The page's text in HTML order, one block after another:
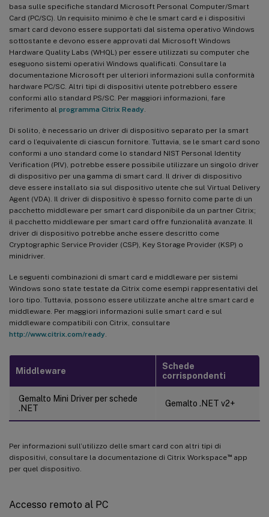
basa sulle specifiche standard Microsoft Personal Computer/Smart
Card (PC/SC). Un requisito minimo è che le smart card e i dispositivi
smart card devono essere supportati dal sistema operativo Windows
sottostante e devono essere approvati dal Microsoft Windows
Hardware Quality Labs (WHQL) per essere utilizzati su computer che
eseguono sistemi operativi Windows qualificati. Consultare la
documentazione Microsoft per ulteriori informazioni sulla conformità
hardware PC/SC. Altri tipi di dispositivi utente potrebbero essere
conformi allo standard PS/SC. Per maggiori informazioni, fare
riferimento al programma Citrix Ready
Di solito, è necessario un driver di dispositivo separato per la smart
card o l’equivalente di ciascun fornitore. Tuttavia, se le smart card sono
conformi a uno standard come lo standard NIST Personal Identity
Verification (PIV), potrebbe essere possibile utilizzare un singolo driver
di dispositivo per una gamma di smart card. Il driver di dispositivo
deve essere installato sia sul dispositivo utente che sul Virtual Delivery
Agent (VDA). Il driver di dispositivo è spesso fornito come parte di un
pacchetto middleware per smart card disponibile da un partner Citrix;
il pacchetto middleware per smart card offre funzionalità avanzate. Il
driver di dispositivo potrebbe anche essere descritto come
Cryptographic Service Provider (CSP), Key Storage Provider (KSP) o
minidriver.
Le seguenti combinazioni di smart card e middleware per sistemi
Windows sono state testate da Citrix come esempi rappresentativi del
loro tipo. Tuttavia, possono essere utilizzate anche altre smart card e
middleware. Per maggiori informazioni sulle smart card e sul
middleware compatibili con Citrix, consultare
http://www.citrix.com/ready
Middleware
Schede
corrispondenti
Gemalto Mini Driver per schede
.NET
Gemalto .NET v2+
Per informazioni sull’utilizzo delle smart card con altri tipi di
dispositivi, consultare la documentazione di Citrix Workspace™app
per quel dispositivo.
Accesso remoto al PC